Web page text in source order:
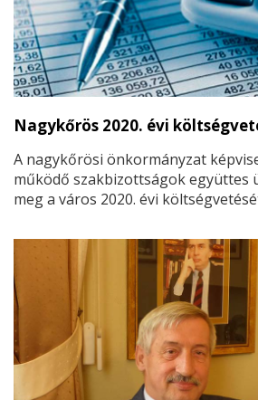
Nagykőrös 2020. évi
A nagykőrösi önkormányzat
működő szakbizottságok együttes
meg a város 2020. évi